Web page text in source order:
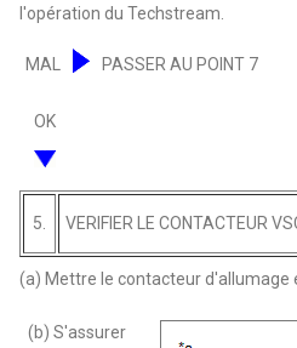
l'opération du Techstream.
MAL PASSER AU POINT 7
OK
5. VERIFIER LE CONTACTEUR
(a) Mettre le contacteur d'allumage
(b) S'assurer